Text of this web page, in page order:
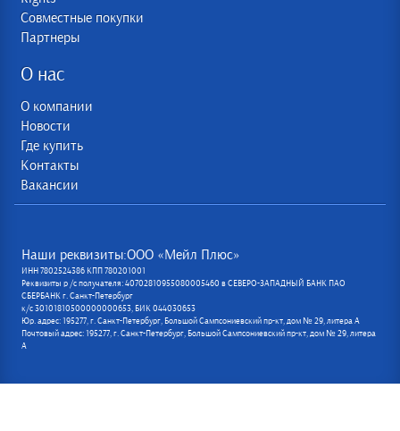
Совместные покупки
Партнеры
О нас
О компании
Новости
Где купить
Контакты
Вакансии
Наши реквизиты:ООО «Мейл Плюс»
ИНН 7802524386 КПП 780201001
Реквизиты р /с получателя: 40702810955080005460 в СЕВЕРО-ЗАПАДНЫЙ БАНК ПАО
СБЕРБАНК г. Санкт-Петербург
к/с 30101810500000000653, БИК 044030653
Юр. адрес: 195277, г. Санкт-Петербург, Большой Сампсониевский пр-кт, дом № 29, литера А
Почтовый адрес: 195277, г. Санкт-Петербург, Большой Сампсониевский пр-кт, дом № 29, литера
А